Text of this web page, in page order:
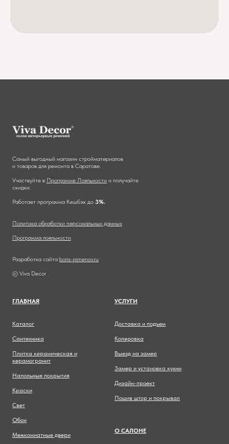
Самый выгодный магазин стройматериалов
и товаров для ремонта в Саратове.
Участвуйте в Программе Лояльности и получайте
скидки.
Работает программа Кешбэк до 3%.
Политика обработки персональных данных
Программа лояльности
Разработка сайта boris-pimenov.ru
© Viva Decor
ГЛАВНАЯ
Каталог
Сантехника
Плитка керамическая и
керамогранит
Напольные покрытия
Краски
Свет
Обои
Межкомнатные двери
УСЛУГИ
Доставка и подъем
Колеровка
Выезд на замер
Замер и установка кухни
Дизайн-проект
Пошив штор и покрывал
О САЛОНЕ